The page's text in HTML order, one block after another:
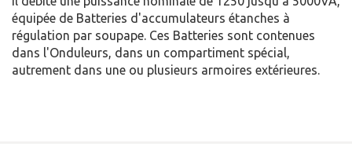
équipée de Batteries d'accumulateurs étanches à
régulation par soupape. Ces Batteries sont contenues
dans l'Onduleurs, dans un compartiment spécial,
autrement dans une ou plusieurs armoires extérieures.